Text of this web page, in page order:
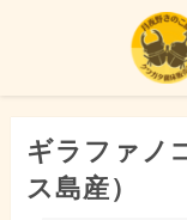
ギラファノ
ス島産）